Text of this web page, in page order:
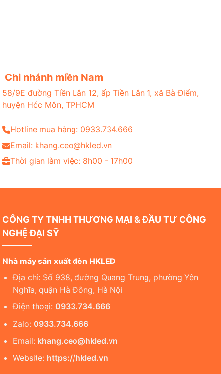
Chi nhánh miền Nam
58/9E đường Tiền Lân 12, ấp Tiền Lân 1, xã Bà Điểm,
huyện Hóc Môn, TPHCM
Hotline mua hàng: 0933.734.666
Email: khang.ceo@hkled.vn
Thời gian làm việc: 8h00 - 17h00
CÔNG TY TNHH THƯƠNG MẠI & ĐẦU TƯ CÔNG
NGHỆ ĐẠI SỸ
Nhà máy sản xuất đèn HKLED
Địa chỉ: Số 938, đường Quang Trung, phường Yên
Nghĩa, quận Hà Đông, Hà Nội
Điện thoại: 0933.734.666
Zalo: 0933.734.666
Email: khang.ceo@hkled.vn
Website: https://hkled.vn